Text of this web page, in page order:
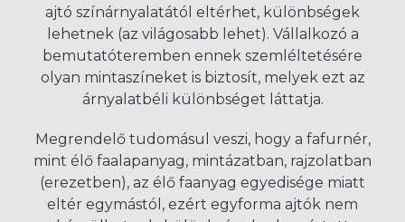
ajtó színárnyalatától eltérhet, különbségek
lehetnek (az világosabb lehet). Vállalkozó a
bemutatóteremben ennek szemléltetésére
olyan mintaszíneket is biztosít, melyek ezt az
árnyalatbéli különbséget láttatja.
Megrendelő tudomásul veszi, hogy a fafurnér,
mint élő faalapanyag, mintázatban, rajzolatban
(erezetben), az élő faanyag egyedisége miatt
eltér egymástól, ezért egyforma ajtók nem